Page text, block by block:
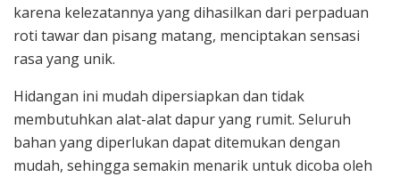
karena kelezatannya yang dihasilkan dari perpaduan
roti tawar dan pisang matang, menciptakan sensasi
rasa yang unik.
Hidangan ini mudah dipersiapkan dan tidak
membutuhkan alat-alat dapur yang rumit. Seluruh
bahan yang diperlukan dapat ditemukan dengan
mudah, sehingga semakin menarik untuk dicoba oleh